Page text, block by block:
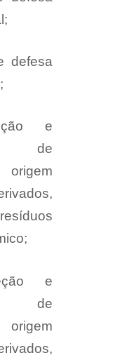
defesa
e
de
e
de